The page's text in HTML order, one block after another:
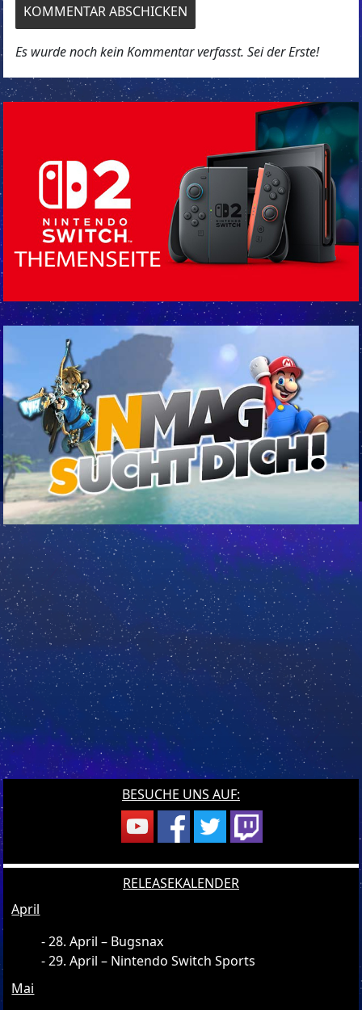
Es wurde noch kein Kommentar verfasst. Sei der Erste!
BESUCHE UNS AUF:
RELEASEKALENDER
April
28. April – Bugsnax
29. April – Nintendo Switch Sports
Mai